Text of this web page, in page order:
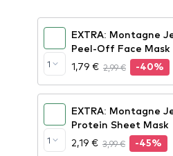
1
EXTRA: Montagne
Peel-Off Face Mask
1,79 € 2,99 € -40%
1
EXTRA: Montagne
Protein Sheet Mask
2,19 € 3,99 € -45%